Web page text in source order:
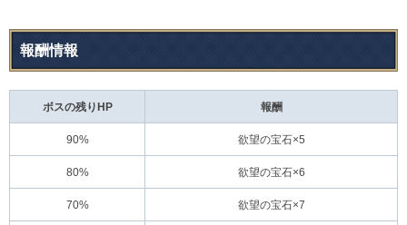
報酬情報
ボスの残りHP 報酬
90% 欲望の宝石×5
80% 欲望の宝石×6
70% 欲望の宝石×7